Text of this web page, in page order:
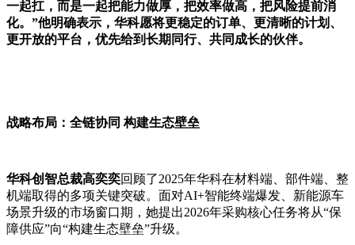
一起扛，而是一起把能力做厚，把效率做高，把风险提前消
化。”他明确表示，华科愿将更稳定的订单、更清晰的计划、
更开放的平台，优先给到长期同行、共同成长的伙伴。
战略布局：全链协同 构建生态壁垒
华科创智总裁高奕奕回顾了2025年华科在材料端、部件端、整
机端取得的多项关键突破。面对AI+智能终端爆发、新能源车
场景升级的市场窗口期，她提出2026年采购核心任务将从“保
障供应”向“构建生态壁垒”升级。